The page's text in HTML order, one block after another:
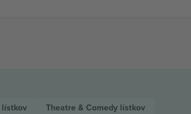
lístkov Theatre & Comedy lístkov